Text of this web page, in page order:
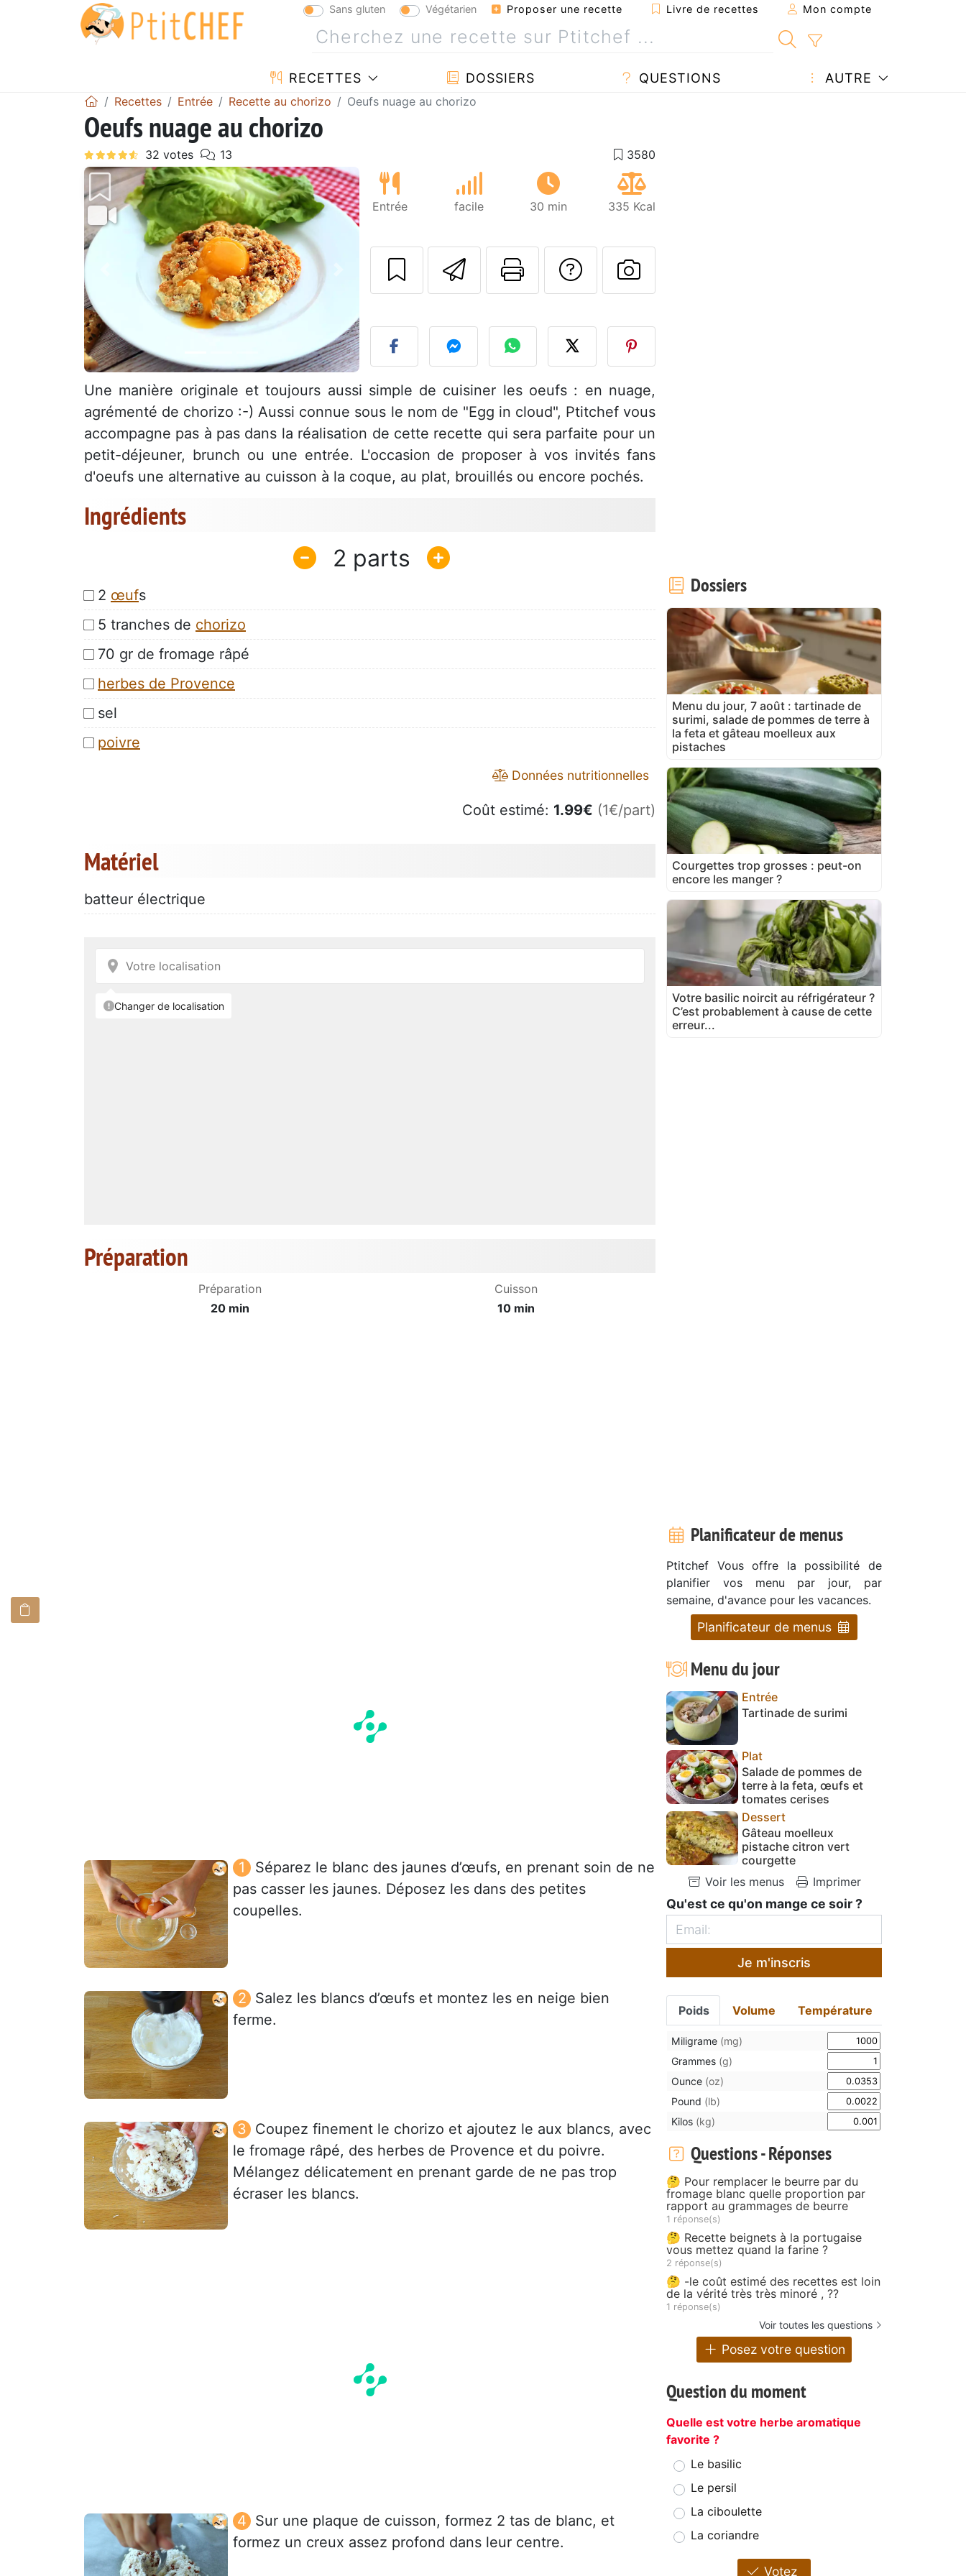
Sans gluten Végétarien Proposer une recette Livre de recettes Mon compte
RECETTES DOSSIERS QUESTIONS AUTRE
Recettes Entrée Recette au chorizo Oeufs nuage au chorizo
Oeufs nuage au chorizo
Précédent Suivant
Entrée facile 30 min 335 Kcal
Envoyer cette recette à un ami
Imprimer cette page
Poser une question à l'auteur
Publier votre photo de cette
Une manière originale et toujours aussi simple de cuisiner les oeufs : en nuage,
agrémenté de chorizo :-) Aussi connue sous le nom de "Egg in cloud", Ptitchef vous
accompagne pas à pas dans la réalisation de cette recette qui sera parfaite pour un
petit-déjeuner, brunch ou une entrée. L'occasion de proposer à vos invités fans
d'oeufs une alternative au cuisson à la coque, au plat, brouillés ou encore pochés.
Ingrédients
2
2 œufs
5 tranches de chorizo
70 gr de fromage râpé
herbes de Provence
sel
poivre
Données nutritionnelles
Coût estimé: 1.99€ (1€/part)
Matériel
batteur électrique
Préparation
Préparation
20 min
Cuisson
10 min
Séparez le blanc des jaunes d’œufs, en prenant soin de ne
pas casser les jaunes. Déposez les dans des petites
coupelles.
Salez les blancs d’œufs et montez les en neige bien
ferme.
Coupez finement le chorizo et ajoutez le aux blancs, avec
le fromage râpé, des herbes de Provence et du poivre.
Mélangez délicatement en prenant garde de ne pas trop
écraser les blancs.
Sur une plaque de cuisson, formez 2 tas de blanc, et
formez un creux assez profond dans leur centre.
Dossiers
Menu du jour, 7 août : tartinade de
surimi, salade de pommes de terre à
la feta et gâteau moelleux aux
pistaches
Courgettes trop grosses : peut-on
encore les manger ?
Votre basilic noircit au réfrigérateur ?
C’est probablement à cause de cette
erreur...
Planificateur de menus
Ptitchef Vous offre la possibilité de
planifier vos menu par jour, par
semaine, d'avance pour les vacances.
Planificateur de menus
Menu du jour
Entrée
Tartinade de surimi
Plat
Salade de pommes de
terre à la feta, œufs et
tomates cerises
Dessert
Gâteau moelleux
pistache citron vert
courgette
Voir les menus
Imprimer
Qu'est ce qu'on mange ce soir ?
Je m'inscris
Poids Volume Température
Miligrame (mg)
Grammes (g)
Ounce (oz)
Pound (lb)
Kilos (kg)
Questions - Réponses
🤔 Pour remplacer le beurre par du
fromage blanc quelle proportion par
rapport au grammages de beurre
1 réponse(s)
🤔 Recette beignets à la portugaise
vous mettez quand la farine ?
2 réponse(s)
🤔 -le coût estimé des recettes est loin
de la vérité très très minoré , ??
1 réponse(s)
Voir toutes les questions
Posez votre question
Question du moment
Quelle est votre herbe aromatique
favorite ?
Le basilic
Le persil
La ciboulette
La coriandre
Votez